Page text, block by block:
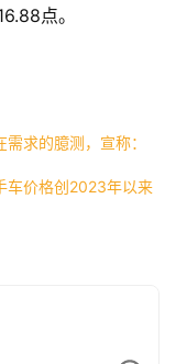
点。
求的臆测，宣称：
车价格创2023年以来